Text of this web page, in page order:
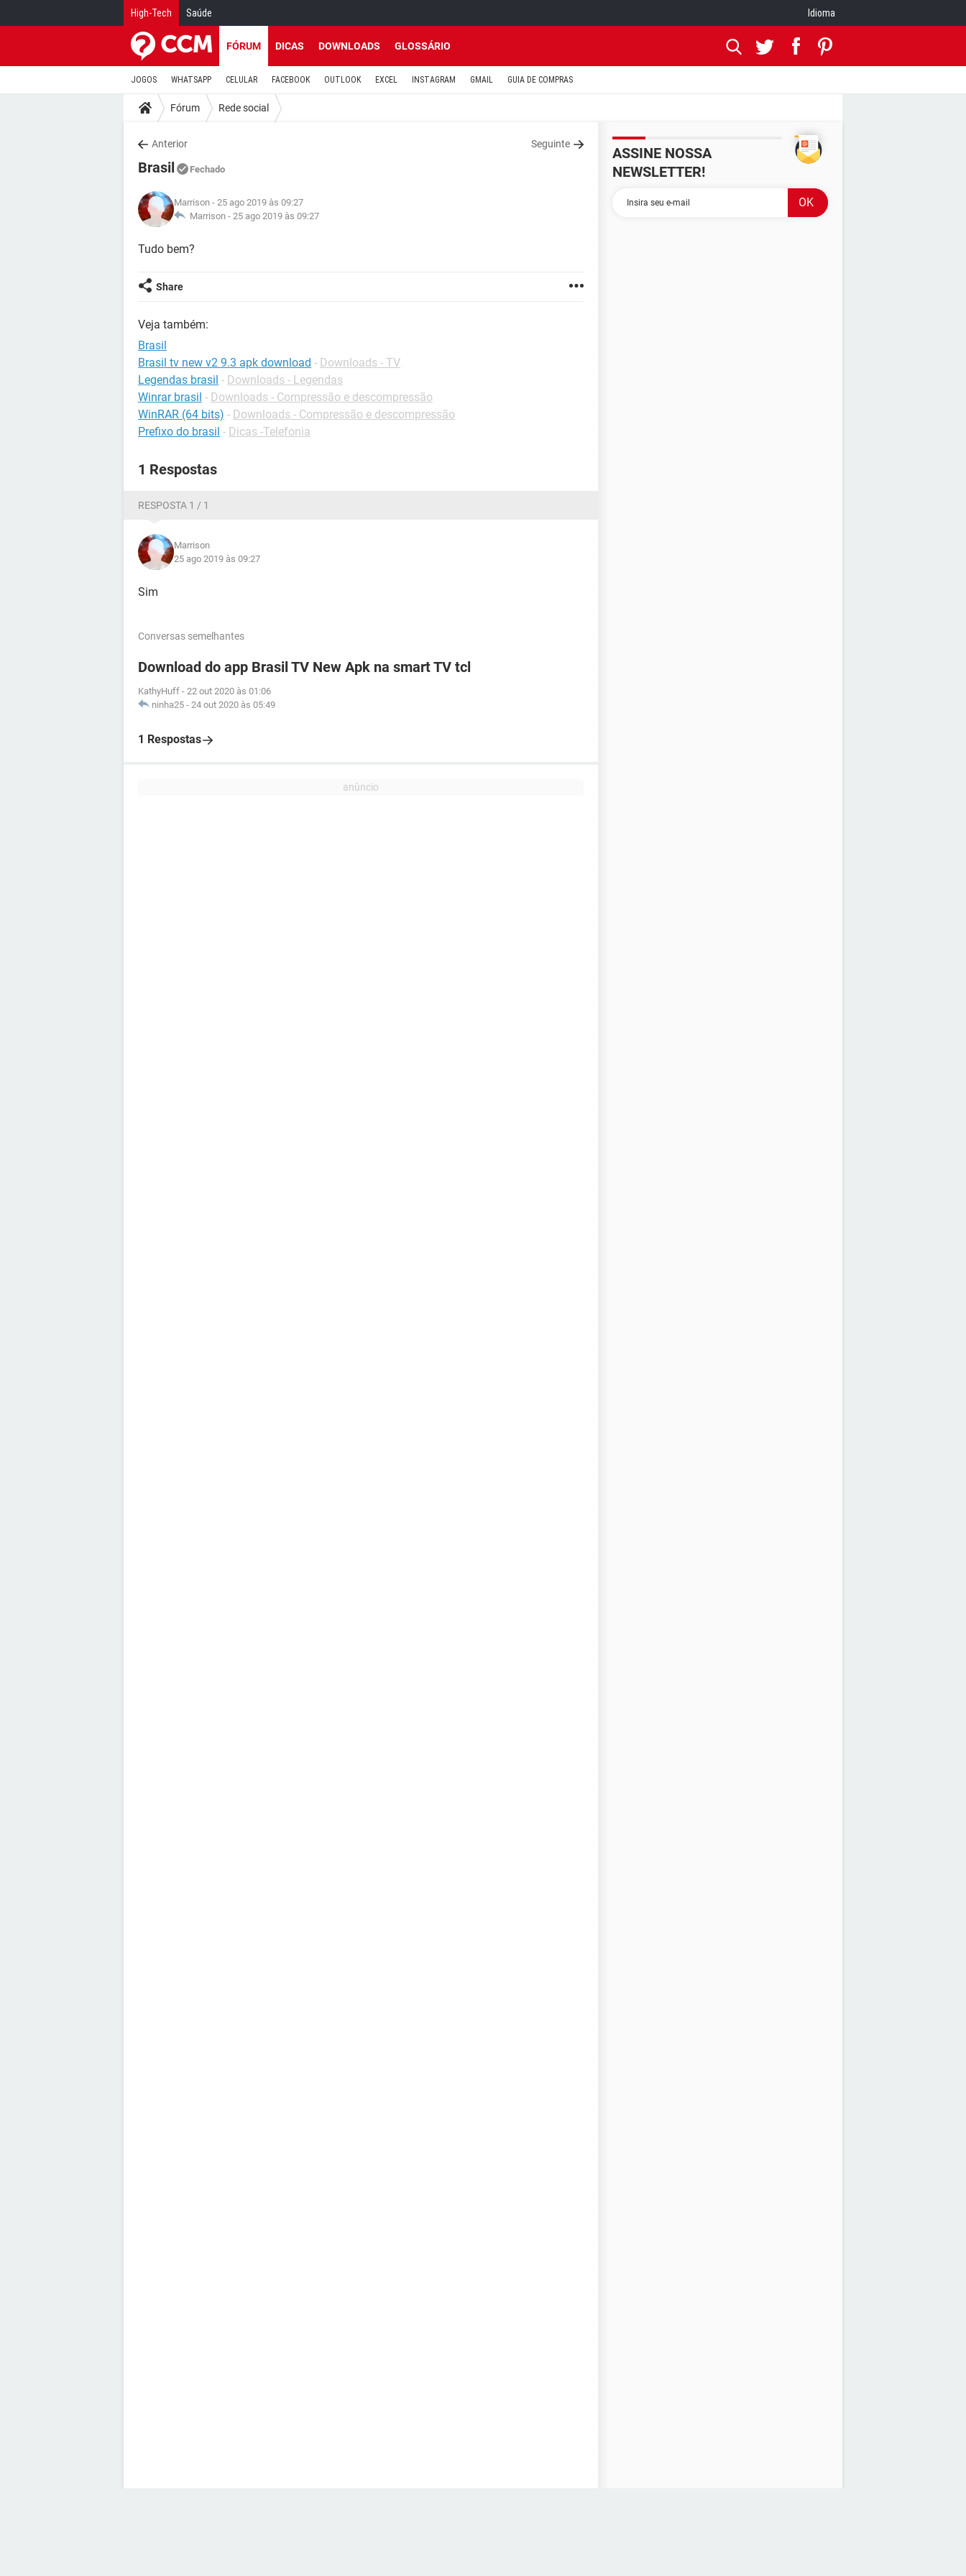
High-Tech Saúde Idioma
FÓRUM DICAS DOWNLOADS GLOSSÁRIO
JOGOS WHATSAPP CELULAR FACEBOOK OUTLOOK EXCEL INSTAGRAM GMAIL GUIA DE COMPRAS
Fórum Rede social
Anterior Seguinte
Brasil Fechado
Marrison - 25 ago 2019 às 09:27
Marrison - 25 ago 2019 às 09:27
Tudo bem?
Share
Veja também:
Brasil
Brasil tv new v2 9.3 apk download - Downloads - TV
Legendas brasil - Downloads - Legendas
Winrar brasil - Downloads - Compressão e descompressão
WinRAR (64 bits) - Downloads - Compressão e descompressão
Prefixo do brasil - Dicas -Telefonia
1 Respostas
RESPOSTA 1 / 1
Marrison
25 ago 2019 às 09:27
Sim
Conversas semelhantes
Download do app Brasil TV New Apk na smart TV tcl
KathyHuff - 22 out 2020 às 01:06
ninha25 - 24 out 2020 às 05:49
1 Respostas
ASSINE NOSSA
NEWSLETTER!